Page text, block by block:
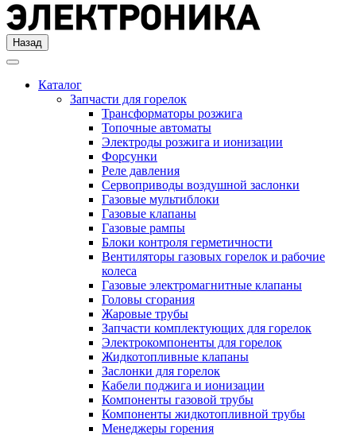
Назад
Каталог
Запчасти для горелок
Трансформаторы розжига
Топочные автоматы
Электроды розжига и ионизации
Форсунки
Реле давления
Сервоприводы воздушной заслонки
Газовые мультиблоки
Газовые клапаны
Газовые рампы
Блоки контроля герметичности
Вентиляторы газовых горелок и рабочие
колеса
Газовые электромагнитные клапаны
Головы сгорания
Жаровые трубы
Запчасти комплектующих для горелок
Электрокомпоненты для горелок
Жидкотопливные клапаны
Заслонки для горелок
Кабели поджига и ионизации
Компоненты газовой трубы
Компоненты жидкотопливной трубы
Менеджеры горения